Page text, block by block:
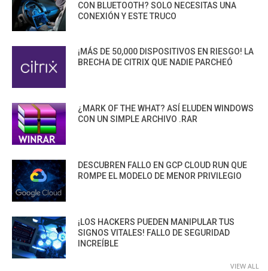
CON BLUETOOTH? SOLO NECESITAS UNA
CONEXIÓN Y ESTE TRUCO
¡MÁS DE 50,000 DISPOSITIVOS EN RIESGO! LA
BRECHA DE CITRIX QUE NADIE PARCHEÓ
¿MARK OF THE WHAT? ASÍ ELUDEN WINDOWS
CON UN SIMPLE ARCHIVO .RAR
DESCUBREN FALLO EN GCP CLOUD RUN QUE
ROMPE EL MODELO DE MENOR PRIVILEGIO
¡LOS HACKERS PUEDEN MANIPULAR TUS
SIGNOS VITALES! FALLO DE SEGURIDAD
INCREÍBLE
VIEW ALL